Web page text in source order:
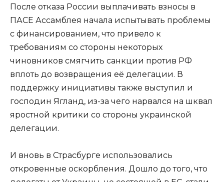
После отказа России выплачивать взносы в
ПАСЕ Ассамблея начала испытывать проблемы
с финансированием, что привело к
требованиям со стороны некоторых
чиновников смягчить санкции против РФ
вплоть до возвращения её делегации. В
поддержку инициативы также выступил и
господин Ягланд, из-за чего нарвался на шквал
яростной критики со стороны украинской
делегации.
И вновь в Страсбурге использовались
откровенные оскорбления. Дошло до того, что